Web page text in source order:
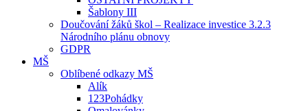
Šablony III
Doučování žáků škol – Realizace investice 3.2.3
Národního plánu obnovy
GDPR
MŠ
Oblíbené odkazy MŠ
Alík
123Pohádky